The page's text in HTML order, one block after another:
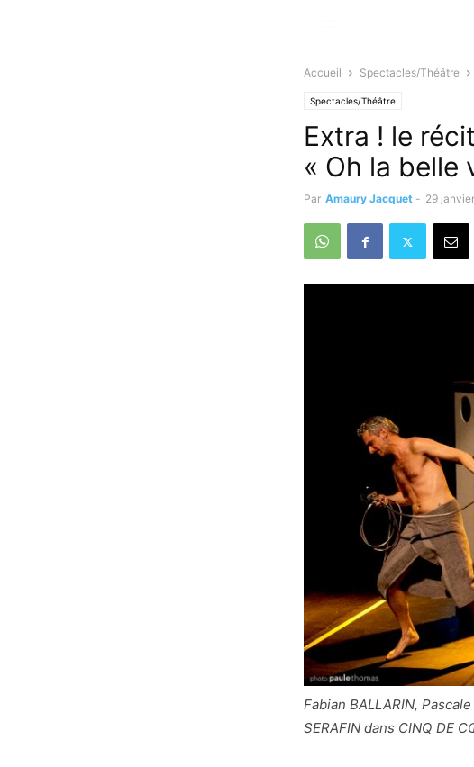
Accueil Spectacles/Théâtre
Spectacles/Théâtre
Extra ! le
« Oh la belle
Par Amaury Jacquet - 29
Fabian BALLARIN,
SERAFIN dans CINQ DE